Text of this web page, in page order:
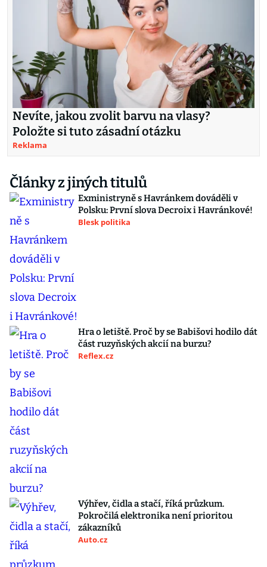
Nevíte, jakou zvolit barvu na vlasy?
Položte si tuto zásadní otázku
Reklama
Články z jiných titulů
Exministryně s Havránkem dováděli v
Polsku: První slova Decroix i Havránkové!
Blesk politika
Hra o letiště. Proč by se Babišovi hodilo dát
část ruzyňských akcií na burzu?
Reflex.cz
Výhřev, čidla a stačí, říká průzkum.
Pokročilá elektronika není prioritou
zákazníků
Auto.cz